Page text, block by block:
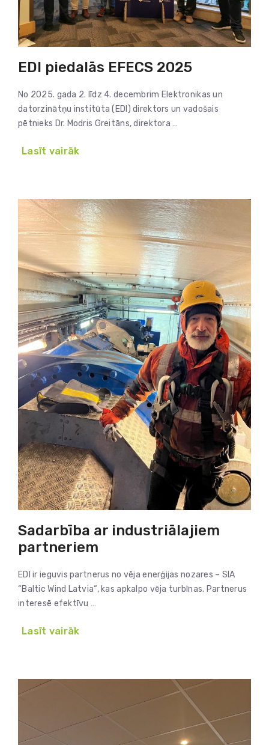
EDI piedalās EFECS 2025
No 2025. gada 2. līdz 4. decembrim Elektronikas un
datorzinātņu institūta (EDI) direktors un vadošais
pētnieks Dr. Modris Greitāns, direktora …
Lasīt vairāk
Sadarbība ar industriālajiem
partneriem
EDI ir ieguvis partnerus no vēja enerģijas nozares – SIA
“Baltic Wind Latvia“, kas apkalpo vēja turbīnas. Partnerus
interesē efektīvu …
Lasīt vairāk